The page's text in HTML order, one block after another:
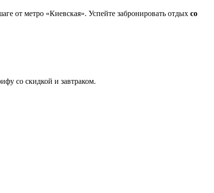
от метро «Киевская». Успейте забронировать отдых со
со скидкой и завтраком.